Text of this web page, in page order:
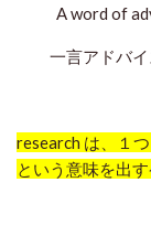
A word of
一言アドバイ
research は、１
という意味を出